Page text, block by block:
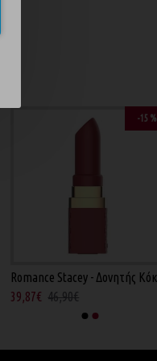
-15 %
39,87€ 46,90€